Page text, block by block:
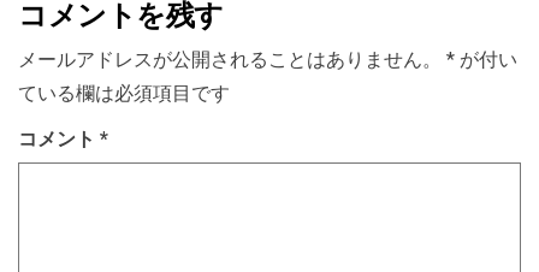
コメントを残す
メールアドレスが公開されることはありません。 * が付い
ている欄は必須項目です
コメント *